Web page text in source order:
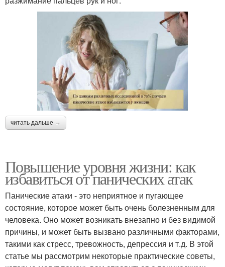
читать дальше →
Повышение уровня жизни: как
избавиться от панических атак
Панические атаки - это неприятное и пугающее
состояние, которое может быть очень болезненным для
человека. Оно может возникать внезапно и без видимой
причины, и может быть вызвано различными факторами,
такими как стресс, тревожность, депрессия и т.д. В этой
статье мы рассмотрим некоторые практические советы,